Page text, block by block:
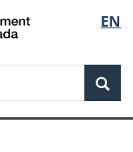
de
la
EN